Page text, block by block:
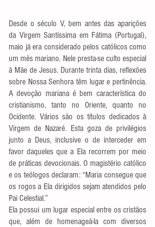
Desde o século V, bem antes das aparições
da Virgem Santíssima em Fátima (Portugal),
maio já era considerado pelos católicos como
um mês mariano. Nele presta-se culto especial
à Mãe de Jesus. Durante trinta dias, reflexões
sobre Nossa Senhora têm lugar e pertinência.
A devoção mariana é bem característica do
cristianismo, tanto no Oriente, quanto no
Ocidente. Vários são os títulos dedicados à
Virgem de Nazaré. Esta goza de privilégios
junto a Deus, inclusive o de interceder em
favor daqueles que a Ela recorrem por meio
de práticas devocionais. O magistério católico
e os teólogos declaram: “Maria consegue que
os rogos a Ela dirigidos sejam atendidos pelo
Pai Celestial.”
Ela possui um lugar especial entre os cristãos
que, além de homenageá-la com diversos